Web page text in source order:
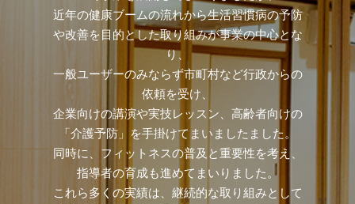
近年の健康ブームの流れから生活習慣病の予防
や改善を目的とした取り組みが事業の中心とな
り、
一般ユーザーのみならず市町村など行政からの
依頼を受け、
企業向けの講演や実技レッスン、高齢者向けの
「介護予防」を手掛けてまいましたました。
同時に、フィットネスの普及と重要性を考え、
指導者の育成も進めてまいりました。
これら多くの実績は、継続的な取り組みとして